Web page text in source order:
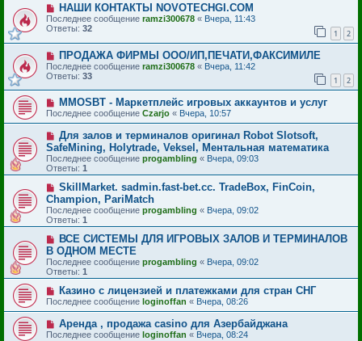
НАШИ КОНТАКТЫ NOVOTECHGI.COM
Последнее сообщение ramzi300678 « Вчера, 11:43
Ответы: 32 1 2
ПРОДАЖА ФИРМЫ ООО/ИП,ПЕЧАТИ,ФАКСИМИЛЕ
Последнее сообщение ramzi300678 « Вчера, 11:42
Ответы: 33 1 2
MMOSBT - Маркетплейс игровых аккаунтов и услуг
Последнее сообщение Czarjo « Вчера, 10:57
Для залов и терминалов оригинал Robot Slotsoft,
SafeMining, Holytrade, Veksel, Ментальная математика
Последнее сообщение progambling « Вчера, 09:03
Ответы: 1
SkillMarket. sadmin.fast-bet.cc. TradeBox, FinCoin,
Champion, PariMatch
Последнее сообщение progambling « Вчера, 09:02
Ответы: 1
ВСЕ СИСТЕМЫ ДЛЯ ИГРОВЫХ ЗАЛОВ И ТЕРМИНАЛОВ
В ОДНОМ МЕСТЕ
Последнее сообщение progambling « Вчера, 09:02
Ответы: 1
Казино с лицензией и платежками для стран СНГ
Последнее сообщение loginoffan « Вчера, 08:26
Аренда , продажа casino для Азербайджана
Последнее сообщение loginoffan « Вчера, 08:24